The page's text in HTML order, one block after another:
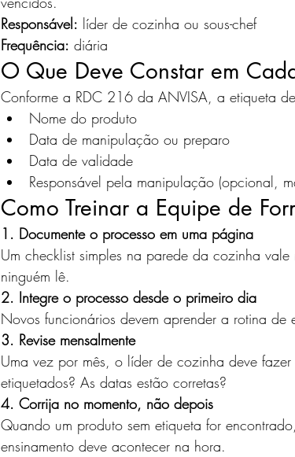
Responsável: líder de cozinha ou sous-chef
Frequência: diária
O Que Deve Constar em
Conforme a RDC 216 da ANVISA, a etiqueta
Nome do produto
Data de manipulação ou preparo
Data de validade
Responsável pela manipulação (opcional,
Como Treinar a Equipe de
1. Documente o processo em uma página
Um checklist simples na parede da cozinha
ninguém lê.
2. Integre o processo desde o primeiro dia
Novos funcionários devem aprender a rotina
3. Revise mensalmente
Uma vez por mês, o líder de cozinha deve
etiquetados? As datas estão corretas?
4. Corrija no momento, não depois
Quando um produto sem etiqueta for
ensinamento deve acontecer na hora.